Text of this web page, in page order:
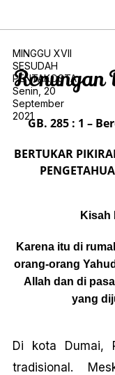
MINGGU XVII
SESUDAH
PENTAKOSTA
Senin, 20
September
2021
Renungan
GB. 285 : 1 –
BERTUKAR
Kisah
Karena itu di
orang-orang
Allah dan di
yang
Di kota Dumai,
tradisional.